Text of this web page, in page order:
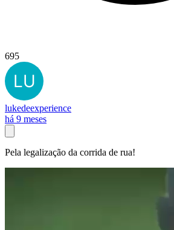
695
lukedeexperience
há 9 meses
Pela legalização da corrida de rua!